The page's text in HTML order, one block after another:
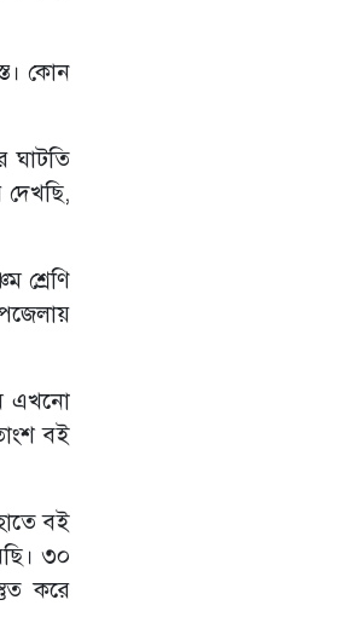
কোন
ঘাটতি
শ্রেণি
এখনো
বই
বই
৩০
করে